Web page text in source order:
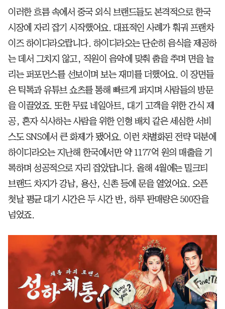
이러한 흐름 속에서 중국 외식 브랜드들도 본격적으로 한국
시장에 자리 잡기 시작했어요. 대표적인 사례가 훠궈 프랜차
이즈 하이디라오랍니다. 하이디라오는 단순히 음식을 제공하
는 데서 그치지 않고, 직원이 음악에 맞춰 춤을 추며 면을 늘
리는 퍼포먼스를 선보이며 보는 재미를 더했어요. 이 장면들
은 틱톡과 유튜브 쇼츠를 통해 빠르게 퍼지며 사람들의 방문
을 이끌었죠. 또한 무료 네일아트, 대기 고객을 위한 간식 제
공, 혼자 식사하는 사람을 위한 인형 배치 같은 세심한 서비
스도 SNS에서 큰 화제가 됐어요. 이런 차별화된 전략 덕분에
하이디라오는 지난해 한국에서만 약 1177억 원의 매출을 기
록하며 성공적으로 자리 잡았답니다. 올해 4월에는 밀크티
브랜드 차지가 강남, 용산, 신촌 등에 문을 열었어요. 오픈
첫날 평균 대기 시간은 두 시간 반, 하루 판매량은 500잔을
넘었죠.